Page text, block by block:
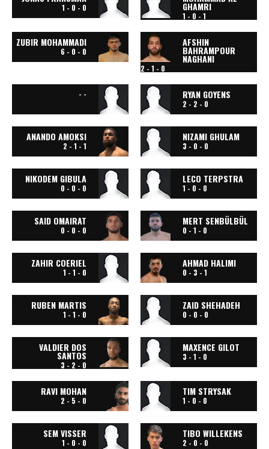
1 - 0 - 0 GHAMRI
1 - 0 - 1
ZUBIR MOHAMMADI
6 - 0 - 0
AFSHIN
BAHRAMPOUR
NAGHANI
2 - 1 - 0
- - RYAN GOYENS
2 - 2 - 0
ANANDO AMOKSI
2 - 1 - 1
NIZAMI GHULAM
3 - 0 - 0
NIKODEM GIBULA
0 - 0 - 0
LECO TERPSTRA
1 - 0 - 0
SAID OMAIRAT
0 - 0 - 0
MERT SENBÜLBÜL
0 - 1 - 0
ZAHIR COERIEL
1 - 1 - 0
AHMAD HALIMI
0 - 3 - 1
RUBEN MARTIS
1 - 1 - 0
ZAID SHEHADEH
0 - 0 - 0
VALDIER DOS
SANTOS
3 - 2 - 0
MAXENCE GILOT
3 - 1 - 0
RAVI MOHAN
2 - 5 - 0
TIM STRYSAK
1 - 0 - 0
SEM VISSER
1 - 0 - 0
TIBO WILLEKENS
2 - 0 - 0